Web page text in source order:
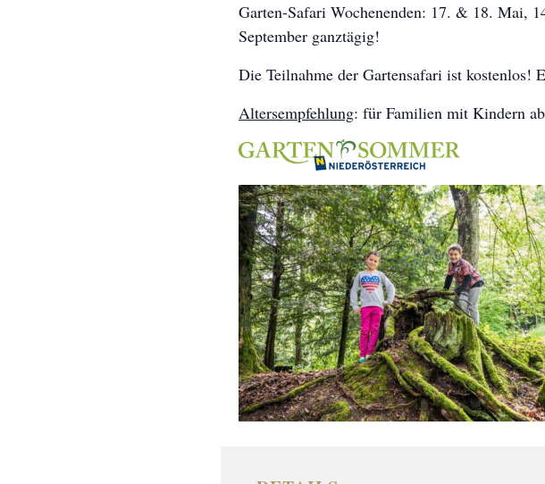
Garten-Safari Wochenenden: 17. & 18. Mai,
September ganztägig!
Die Teilnahme der Gartensafari ist kostenlos!
Altersempfehlung: für Familien mit Kindern